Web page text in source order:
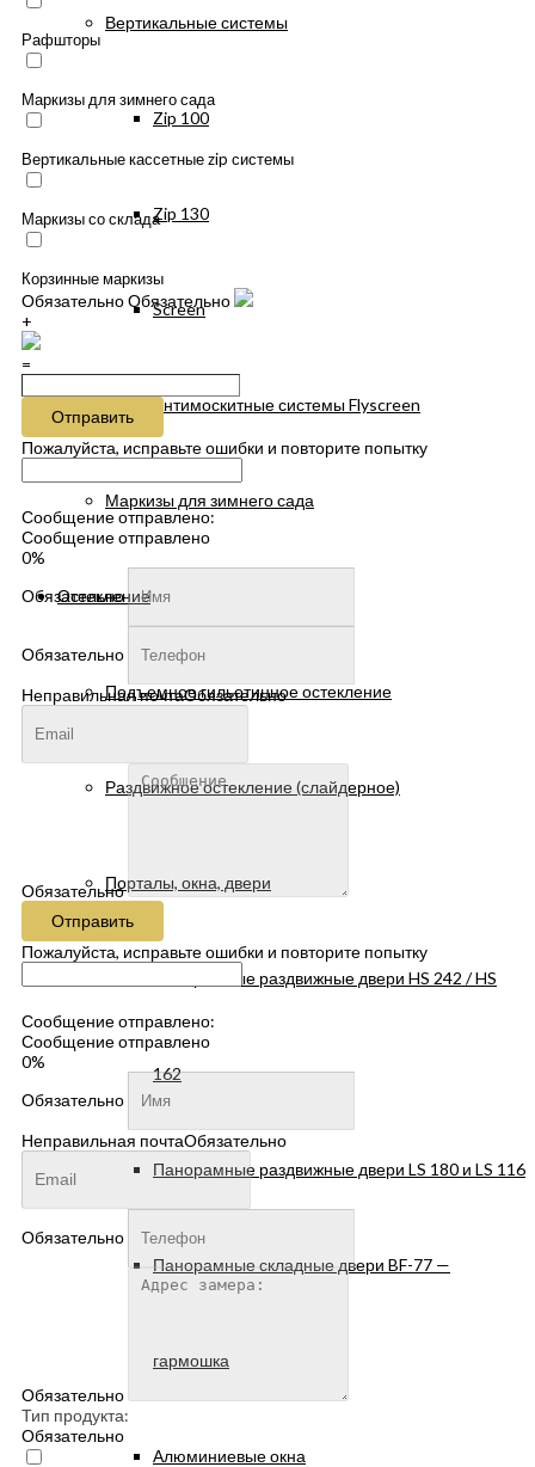
Вертикальные системы
Zip 100
Zip 130
Screen
Антимоскитные системы Flyscreen
Маркизы для зимнего сада
Остекление
Подъемное гильотинное остекление
Раздвижное остекление (слайдерное)
Порталы, окна, двери
Панорамные раздвижные двери HS 242 / HS
162
Панорамные раздвижные двери LS 180 и LS 116
Панорамные складные двери BF-77 —
гармошка
Алюминиевые окна
Рафшторы
Маркизы для зимнего сада
Вертикальные кассетные zip системы
Маркизы со склада
Корзинные маркизы
ОбязательноОбязательно
+
=
Отправить
Пожалуйста, исправьте ошибки и повторите попытку
Сообщение отправлено:
Сообщение отправлено
0%
Обязательно
Обязательно
Неправильная почтаОбязательно
Обязательно
Отправить
Пожалуйста, исправьте ошибки и повторите попытку
Сообщение отправлено:
Сообщение отправлено
0%
Обязательно
Неправильная почтаОбязательно
Обязательно
Обязательно
Тип продукта:
Обязательно